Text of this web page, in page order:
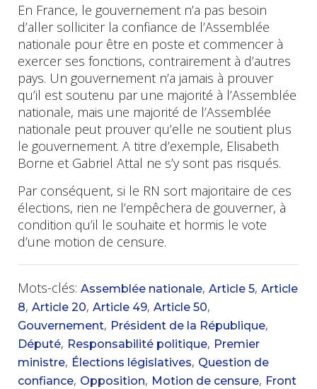
En France, le gouvernement n’a pas besoin
d’aller solliciter la confiance de l’Assemblée
nationale pour être en poste et commencer à
exercer ses fonctions, contrairement à d’autres
pays. Un gouvernement n’a jamais à prouver
qu’il est soutenu par une majorité à l’Assemblée
nationale, mais une majorité de l’Assemblée
nationale peut prouver qu’elle ne soutient plus
le gouvernement. A titre d’exemple, Elisabeth
Borne et Gabriel Attal ne s’y sont pas risqués.
Par conséquent, si le RN sort majoritaire de ces
élections, rien ne l’empêchera de gouverner, à
condition qu’il le souhaite et hormis le vote
d’une motion de censure.
Mots-clés: Assemblée nationale, Article 5, Article
8, Article 20, Article 49, Article 50,
Gouvernement, Président de la République,
Député, Responsabilité politique, Premier
ministre, Élections législatives, Question de
confiance, Opposition, Motion de censure, Front